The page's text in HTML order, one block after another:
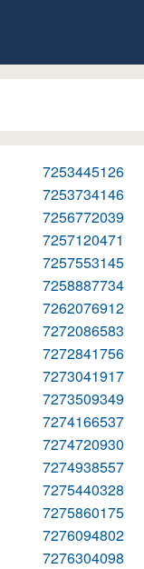
7253445126
7253734146
7256772039
7257120471
7257553145
7258887734
7262076912
7272086583
7272841756
7273041917
7273509349
7274166537
7274720930
7274938557
7275440328
7275860175
7276094802
7276304098